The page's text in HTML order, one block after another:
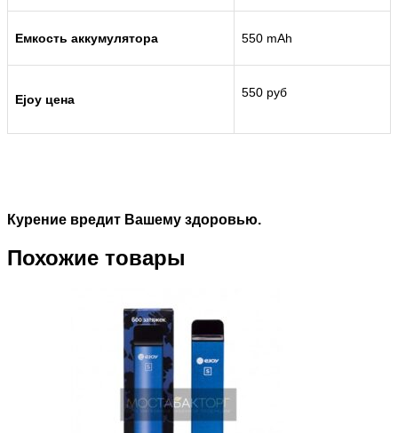
Емкость аккумулятора 550 mAh
Ejoy цена 550 руб
Курение вредит Вашему здоровью.
Похожие товары